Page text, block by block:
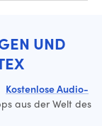
UND
Kostenlose Audio-
aus der Welt des